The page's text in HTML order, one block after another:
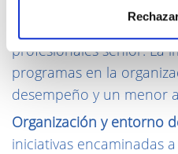
profesionales sénior. La
programas en la
desempeño y un menor
Organización y entorno
iniciativas encaminadas